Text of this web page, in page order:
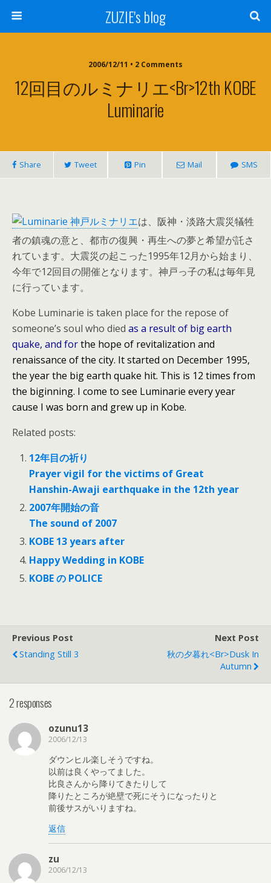
ZUZIE's blog
2006/12/11 • 2 Comments
12回目のルミナリエ<br>12th KOBE
Luminarie
Share Tweet Pin Mail SMS
神戸ルミナリエは、阪神・淡路大震災犠牲
者の鎮魂の意と、都市の復興・再生への夢と希望が託さ
れています。大震災の起こった1995年12月から始まり、
今年で12回目の開催となります。神戸っ子の私は毎年見
に行っています。
Kobe Luminarie is taken place for the repose of
someone’s soul who died as a result of big earth
quake, and forthe hope of revitalization and
renaissance of the city. It started on December 1995,
the year the big earth quake hit. This is 12 times from
the biginning. I come to see Luminarie every year
cause I was born and grew up in Kobe.
Related posts:
12年目の祈り
Prayer vigil for the victims of Great
Hanshin-Awaji earthquake in the 12th year
2007年開始の音
The sound of 2007
KOBE 13 years after
Happy Wedding in KOBE
KOBE の POLICE
Previous Post
Standing Still 3
Next Post
秋の夕暮れ<br>dusk In
Autumn
2 responses
ozunu13
2006/12/13
ダウンヒル楽しそうですね。
以前は良くやってました。
比良さんから降りてきたりして
降りたところが絶壁で死にそうになったりと
前後サスがいりますね。
返信
zu
2006/12/13